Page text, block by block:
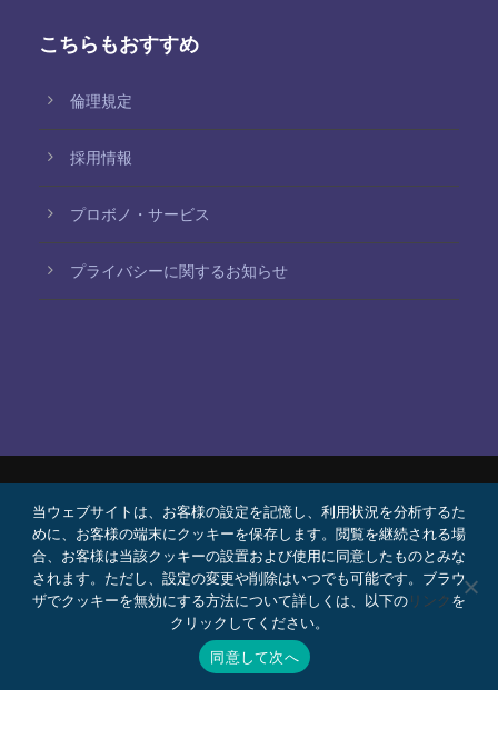
こちらもおすすめ
倫理規定
採用情報
プロボノ・サービス
プライバシーに関するお知らせ
© 2026 Bello, Gallardo, Bonequi y García,
S.C.
コンテンツは自動翻訳されています。言語によって
正確さが異なる場合があります。
プロボノ
採用情報 Webメール
当ウェブサイトは、お客様の設定を記憶し、利用状況を分析するた
めに、お客様の端末にクッキーを保存します。閲覧を継続される場
合、お客様は当該クッキーの設置および使用に同意したものとみな
されます。ただし、設定の変更や削除はいつでも可能です。ブラウ
ザでクッキーを無効にする方法について詳しくは、以下のリンクを
クリックしてください。
同意して次へ